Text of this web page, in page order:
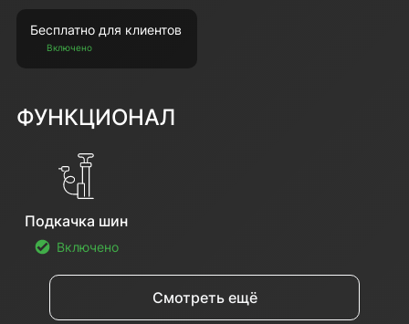
Бесплатно для клиентов
Включено
ФУНКЦИОНАЛ
Подкачка шин
Включено
Смотреть ещё